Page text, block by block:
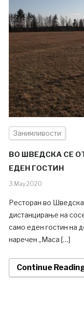
Занимливости
ВО ШВЕДСКА СЕ
ЕДЕН ГОСТИН
3.May.2020
Ресторан во Шведска
дистанцирање на
само еден гостин на
наречен „Маса […]
Continue